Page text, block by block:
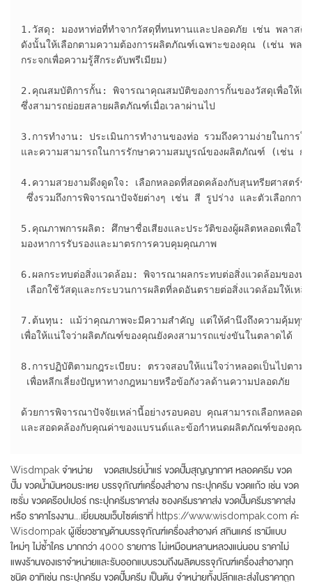
1.วัสดุ: มองหาท่อที่ทำจากวัสดุที่ทนทานและปลอดภัย เช่น พลาส
ดังนั้นให้เลือกตามความต้องการผลิตภัณฑ์เฉพาะของคุณ (เช่น พล
กระจกเพื่อความรู้สึกระดับพรีเมียม)
2.คุณสมบัติการกั้น: พิจารณาคุณสมบัติของการกั้นของวัสดุเพื่อให้
ซึ่งสามารถย่อยสลายผลิตภัณฑ์เมื่อเวลาผ่านไป
3.การทำงาน: ประเมินการทำงานของท่อ รวมถึงความง่ายในก
และความสามารถในการรักษาความสมบูรณ์ของผลิตภัณฑ์ (เช่น ก
4.ความสวยงามดึงดูดใจ: เลือกหลอดที่สอดคล้องกับสุนทรียศาสต
ซึ่งรวมถึงการพิจารณาปัจจัยต่างๆ เช่น สี รูปร่าง และตัวเลือกการ
5.คุณภาพการผลิต: ศึกษาชื่อเสียงและประวัติของผู้ผลิตหลอดเพื่อ
มองหาการรับรองและมาตรการควบคุมคุณภาพ
6.ผลกระทบต่อสิ่งแวดล้อม: พิจารณาผลกระทบต่อสิ่งแวดล้อมของท่อ
เลือกใช้วัสดุและกระบวนการผลิตที่ลดอันตรายต่อสิ่งแวดล้อมให้เหลื
7.ต้นทุน: แม้ว่าคุณภาพจะมีความสำคัญ แต่ให้คำนึงถึงความคุ้มทุน
เพื่อให้แน่ใจว่าผลิตภัณฑ์ของคุณยังคงสามารถแข่งขันในตลาดได้
8.การปฏิบัติตามกฎระเบียบ: ตรวจสอบให้แน่ใจว่าหลอดเป็นไปตา
เพื่อหลีกเลี่ยงปัญหาทางกฎหมายหรือข้อกังวลด้านความปลอดภัย
ด้วยการพิจารณาปัจจัยเหล่านี้อย่างรอบคอบ คุณสามารถเลือกหลอ
และสอดคล้องกับคุณค่าของแบรนด์และข้อกำหนดผลิตภัณฑ์ของคุณ
Wisdmpak จำหน่าย ขวดสเปรย์น้ำแร่ ขวดปั๊มสุญญากาศ หลอดครีม ขวด
ปั๊ม ขวดน้ำมันหอมระเหย บรรจุภัณฑ์เครื่องสำอาง กระปุกครีม ขวดแก้ว เช่น ขวด
เซรั่ม ขวดดร๊อปเปอร์ กระปุกครีมราคาส่ง ซองครีมราคาส่ง ขวดปั๊มครีมราคาส่ง
หรือ ราคาโรงงาน….เยี่ยมชมเว็บไซต์เราที่ https://www.wisdompak.com ค่ะ
Wisdompak ผู้เชี่ยวชาญด้านบรรจุภัณฑ์เครื่องสำอางค์ สกินแคร์ เรามีแบบ
ใหม่ๆ ไม่ซ้ำใคร มากกว่า 4000 รายการ ไม่เหมือนหลานหลวงแน่นอน ราคาไม่
แพงร้านของเราจำหน่ายและรับออกแบบรวมถึงผลิตบรรจุภัณฑ์เครื่องสำอางทุก
ชนิด อาทิเช่น กระปุกครีม ขวดปั๊มครีม เป็นต้น จำหน่ายทั้งปลีกและส่งในราคาถูก